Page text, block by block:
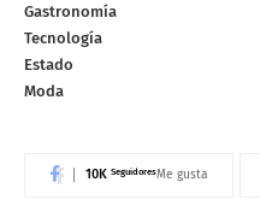
Gastronomía
Tecnología
Estado
Moda
10K SeguidoresMe gusta